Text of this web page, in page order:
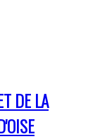
DE LA